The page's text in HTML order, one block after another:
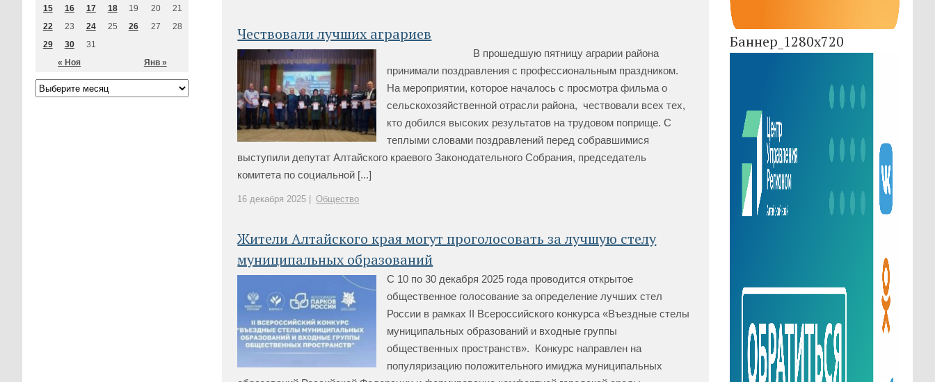
Баннер_1280x720
Чествовали лучших аграриев
В прошедшую пятницу аграрии района
принимали поздравления с профессиональным праздником.
На мероприятии, которое началось с просмотра фильма о
сельскохозяйственной отрасли района, чествовали всех тех,
кто добился высоких результатов на трудовом поприще. С
теплыми словами поздравлений перед собравшимися
выступили депутат Алтайского краевого Законодательного Собрания, председатель
комитета по социальной [...]
16 декабря 2025 | Общество
Жители Алтайского края могут проголосовать за лучшую стелу
муниципальных образований
С 10 по 30 декабря 2025 года проводится открытое
общественное голосование за определение лучших стел
России в рамках II Всероссийского конкурса «Въездные стелы
муниципальных образований и входные группы
общественных пространств». Конкурс направлен на
популяризацию положительного имиджа муниципальных
« Ноя Янв »
15
16 17 18 19 20
21
22
23 24 25 26 27
28
29
30 31